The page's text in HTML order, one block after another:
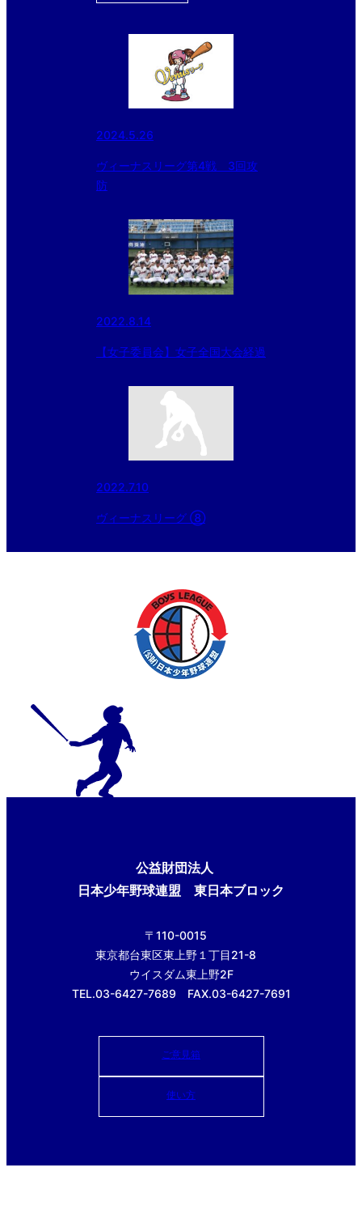
2024.5.26
ヴィーナスリーグ第4戦 3回攻
防
2022.8.14
【女子委員会】女子全国大会経過
2022.7.10
ヴィーナスリーグ ⑧
公益財団法人
日本少年野球連盟 東日本ブロック
〒110-0015
東京都台東区東上野１丁目21-8
ウイスダム東上野2F
TEL.03-6427-7689 FAX.03-6427-7691
ご意見箱
使い方